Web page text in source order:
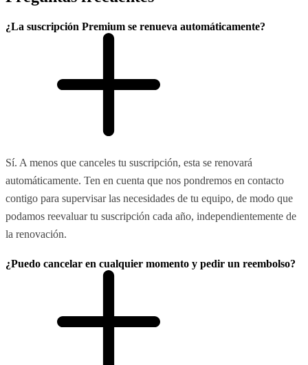
¿La suscripción Premium se renueva automáticamente?
Sí. A menos que canceles tu suscripción, esta se renovará
automáticamente. Ten en cuenta que nos pondremos en contacto
contigo para supervisar las necesidades de tu equipo, de modo que
podamos reevaluar tu suscripción cada año, independientemente de
la renovación.
¿Puedo cancelar en cualquier momento y pedir un reembolso?